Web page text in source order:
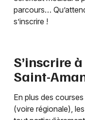
parcours…
s’inscrire !
S’inscrire
Saint-
En plus des
(voire régionale),